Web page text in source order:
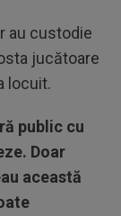
au custodie
jucătoare
locuit.
public cu
Doar
această